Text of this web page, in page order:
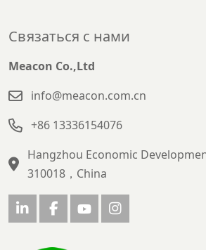
Связаться с нами
Meacon Co.,Ltd
info@meacon.com.cn
+86 13336154076
Hangzhou Economic
310018，China